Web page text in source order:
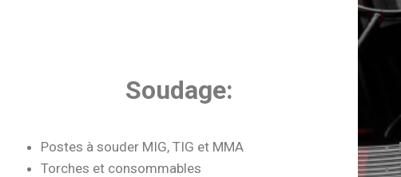
Soudage:
Postes à souder MIG, TIG et MMA
Torches et consommables